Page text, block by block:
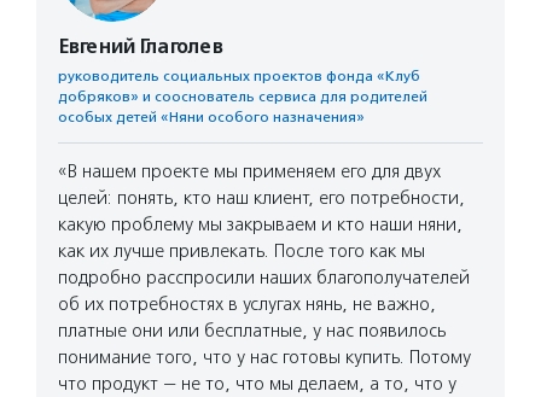
Евгений Глаголев
руководитель социальных проектов фонда «Клуб
добряков» и сооснователь сервиса для родителей
особых детей «Няни особого назначения»
«В нашем проекте мы применяем его для двух
целей: понять, кто наш клиент, его потребности,
какую проблему мы закрываем и кто наши няни,
как их лучше привлекать. После того как мы
подробно расспросили наших благополучателей
об их потребностях в услугах нянь, не важно,
платные они или бесплатные, у нас появилось
понимание того, что у нас готовы купить. Потому
что продукт — не то, что мы делаем, а то, что у